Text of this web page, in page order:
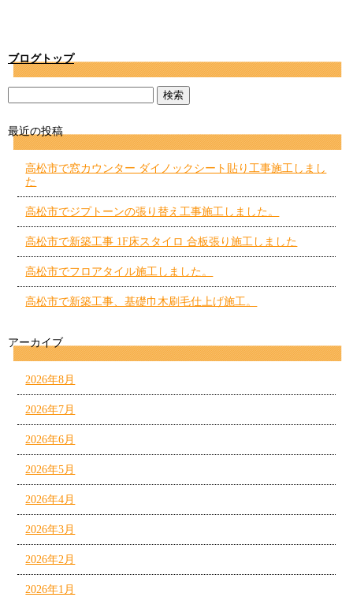
ブログトップ
最近の投稿
高松市で窓カウンター ダイノックシート貼り工事施工しまし
た
高松市でジプトーンの張り替え工事施工しました。
高松市で新築工事 1F床スタイロ 合板張り施工しました
高松市でフロアタイル施工しました。
高松市で新築工事、基礎巾木刷毛仕上げ施工。
アーカイブ
2026年8月
2026年7月
2026年6月
2026年5月
2026年4月
2026年3月
2026年2月
2026年1月